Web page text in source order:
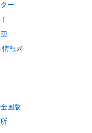
ー
情報局
国版